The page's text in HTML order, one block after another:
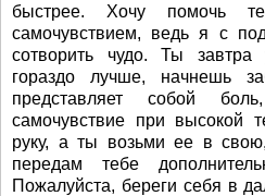
быстрее. Хочу помочь
самочувствием, ведь я с
сотворить чудо. Ты завтра
гораздо лучше, начнешь
представляет собой
самочувствие при высокой
руку, а ты возьми ее в
передам тебе
Пожалуйста, береги себя в